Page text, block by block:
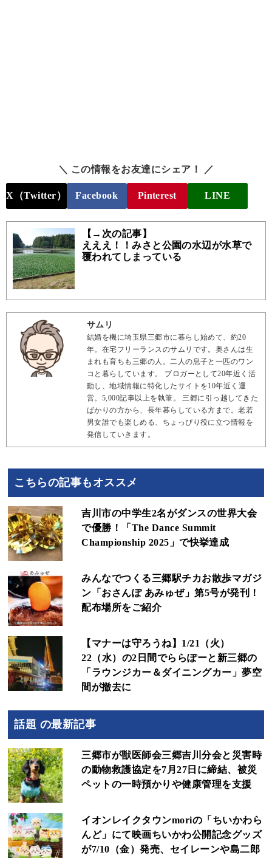
＼ この情報をお友達にシェア！ ／
X（Twitter） Facebook Pinterest LINE
【→次の記事】
えええ！！みさと公園の水辺が水草で
覆われてしまっている
サムリ
結婚を機に埼玉県三郷市に暮らし始めて、約20
年。在宅フリーランスのサムリです。奥さんは生
まれも育ちも三郷の人。二人の息子と一匹のワン
コと暮らしています。 ブロガーとして20年近く活
動し、地域情報に特化したサイトを10年近く運
営。5,000記事以上を執筆。 三郷に引っ越してきた
ばかりの方から、長年暮らしている方まで。老若
男女誰でも楽しめる、ちょっぴり役に立つ情報を
発信していきます。
こちらの記事もオススメ
吉川市の中学生2名がダンスの世界大会
で優勝！「The Dance Summit
Championship 2025」で快挙達成
みんなでつくる三郷駅チカお散歩マガジ
ン「おさんぽ あみゅぜ」第5号が発刊！
配布場所をご紹介
【マナーは守ろうね】1/21（火）
22（水）の2日間でららぽーと新三郷の
「ラウンジカー＆ダイニングカー」夢空
間が撤去に
話題 の最新記事
三郷市が獣医師会三郷吉川分会と災害時
の動物救護協定を7月27日に締結、被災
ペットの一時預かりや健康管理を支援
イオンレイクタウンmoriの「ちいかわら
んど」にて映画ちいかわ公開記念グッズ
が7/10（金）発売、セイレーンや島二郎